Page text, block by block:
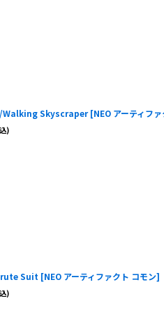
/Walking Skyscraper [NEO アーティフ
)
Suit [NEO アーティファクト コモン]
)